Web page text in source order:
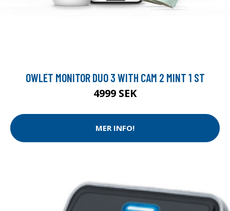
OWLET MONITOR DUO 3 WITH CAM 2 MINT 1 ST
4999 SEK
MER INFO!